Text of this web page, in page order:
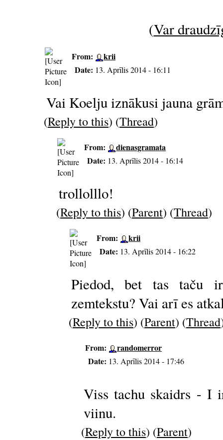
(Var
From:
krii
Date: 13. Aprīlis 2014 - 16:11
Vai Koelju iznākusi jauna
(Reply to this) (Thread)
From:
dienasgramata
Date: 13. Aprīlis 2014 - 16:14
trollolllo!
(Reply to this) (Parent) (Thread)
From:
krii
Date: 13. Aprīlis 2014 - 16:22
Piedod, bet tas taču
zemtekstu? Vai arī es
(Reply to this) (Parent) (Thread
From:
randomerror
Date: 13. Aprīlis 2014 - 17:46
Viss tachu skaidrs - I
viinu.
(Reply to this) (Parent)